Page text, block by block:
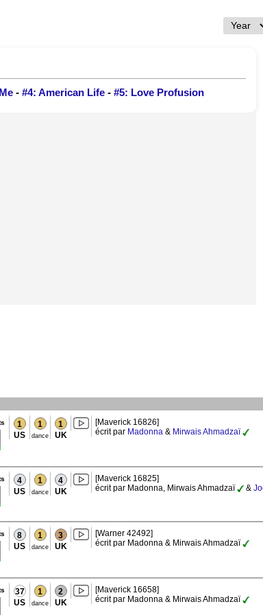
- #4: American Life - #5: Love Profusion
1
US
1
dance
1
UK
[Maverick 16826]
écrit par Madonna & Mirwais Ahmadzaï
4
US
1
dance
4
UK
[Maverick 16825]
écrit par Madonna, Mirwais Ahmadzaï
&
8
US
1
dance
3
UK
[Warner 42492]
écrit par Madonna & Mirwais Ahmadzaï
37
US
1
dance
2
UK
[Maverick 16658]
écrit par Madonna & Mirwais Ahmadzaï